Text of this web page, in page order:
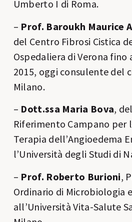
Umberto I di Roma.
– Prof. Baroukh Maurice
del Centro Fibrosi Cistica
Ospedaliera di Verona fino
2015, oggi consulente del
Milano.
– Dott.ssa Maria Bova,
Riferimento Campano per
Terapia dell’Angioedema
l’Università degli Studi di
– Prof. Roberto Burioni,
Ordinario di Microbiologia
all’Università Vita-Salute